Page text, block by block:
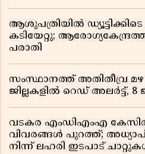
ആശുപത്രിയിൽ
കടിയേറ്റു;
പരാതി
സംസ്ഥാനത്ത് അതിതീവ്ര മഴ
ജില്ലകളിൽ റെഡ് അലർട്ട്, 8
വടകര എംഡിഎംഎ
വിവരങ്ങൾ പുറത്ത്;
നിന്ന് ലഹരി ഇടപാട്